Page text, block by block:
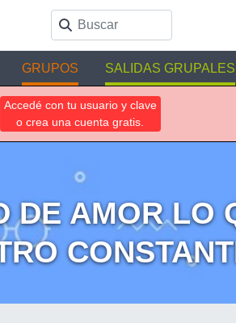
GRUPOS SALIDAS GRUPALES
Accedé con tu usuario y clave
o crea una cuenta gratis.
AMOR LO